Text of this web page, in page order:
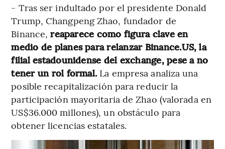
- Tras ser indultado por el presidente Donald
Trump, Changpeng Zhao, fundador de
Binance,reaparece como figura clave en
medio de planes para relanzar Binance.US, la
filial estadounidense del exchange, pese a no
tener un rol formal. La empresa analiza una
posible recapitalización para reducir la
participación mayoritaria de Zhao (valorada en
US$36.000 millones), un obstáculo para
obtener licencias estatales.